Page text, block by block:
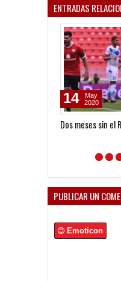
ENTRADAS
Dos meses sin el
14
May
2020
PUBLICAR UN
Emoticon